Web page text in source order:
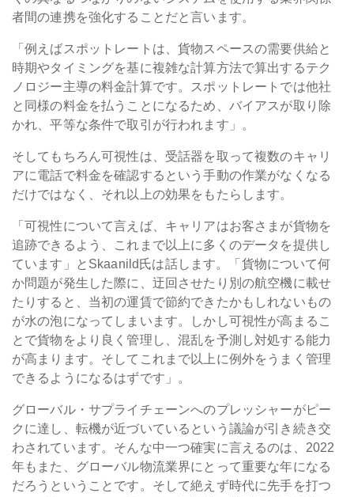
者間の連携を強化することだと言います。
「例えばスポットレートは、貨物スペースの需要供給と
時期やタイミングを基に複雑な計算方法で算出するテク
ノロジー主導の料金計算です。スポットレートでは他社
と同様の料金を払うことになるため、バイアスが取り除
かれ、平等な条件で取引が行われます」。
そしてもちろん可視性は、受話器を取って複数のキャリ
アに電話で料金を確認するという手動の作業がなくなる
だけではなく、それ以上の効果をもたらします。
「可視性について言えば、キャリアはお客さまが貨物を
追跡できるよう、これまで以上に多くのデータを提供し
ています」とSkaanild氏は話します。「貨物について何
か問題が発生した際に、迂回させたり別の航空機に載せ
たりすると、当初の運賃で節約できたかもしれないもの
が水の泡になってしまいます。しかし可視性が高まるこ
とで貨物をより良く管理し、混乱を予測し対処する能力
が高まります。そしてこれまで以上に例外をうまく管理
できるようになるはずです」。
グローバル・サプライチェーンへのプレッシャーがピー
クに達し、転機が近づいているという議論が引き続き交
わされています。そんな中一つ確実に言えるのは、2022
年もまた、グローバル物流業界にとって重要な年になる
だろうということです。そして絶えず時代に先手を打つ